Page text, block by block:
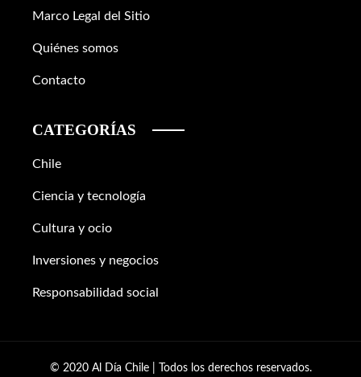
Marco Legal del Sitio
Quiénes somos
Contacto
CATEGORÍAS
Chile
Ciencia y tecnología
Cultura y ocio
Inversiones y negocios
Responsabilidad social
© 2020 Al Día Chile | Todos los derechos reservados.